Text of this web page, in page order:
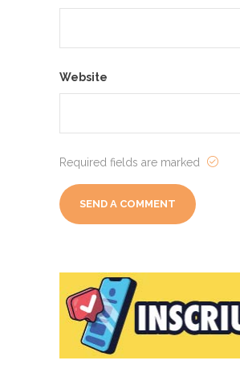
Website
Required fields are marked